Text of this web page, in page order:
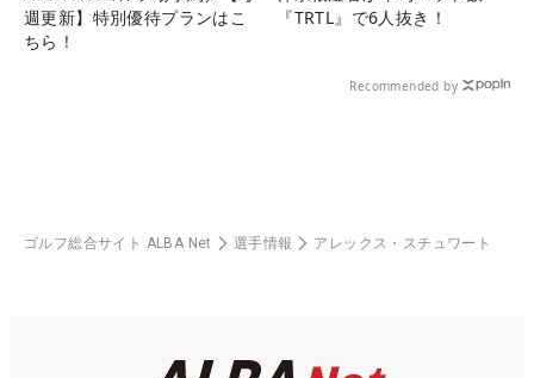
週更新】特別優待プランはこ
ちら！
『TRTL』で6人抜き！
Recommended by
ゴルフ総合サイト ALBA Net 選手情報 アレックス・スチュワート